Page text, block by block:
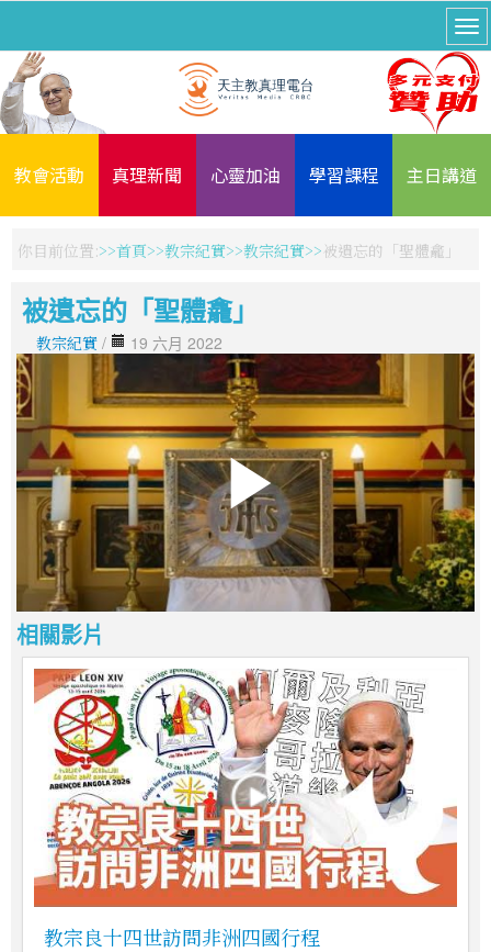
教會活動 真理新聞 心靈加油 學習課程 主日講道
你目前位置: 首頁 教宗紀實 教宗紀實 被遺忘的「聖體龕」
被遺忘的「聖體龕」
教宗紀實 / 19 六月 2022
相關影片
教宗良十四世訪問非洲四國行程